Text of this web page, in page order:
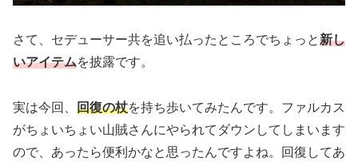
さて、セデューサー共を追い払ったところでちょっと新し
いアイテムを披露です。
実は今回、 回復の杖を持ち歩いてみたんです。ファルカス
がちょいちょい山賊さんにやられてダウンしてしまいます
ので、あったら便利かなと思ったんですよね。回復してあ